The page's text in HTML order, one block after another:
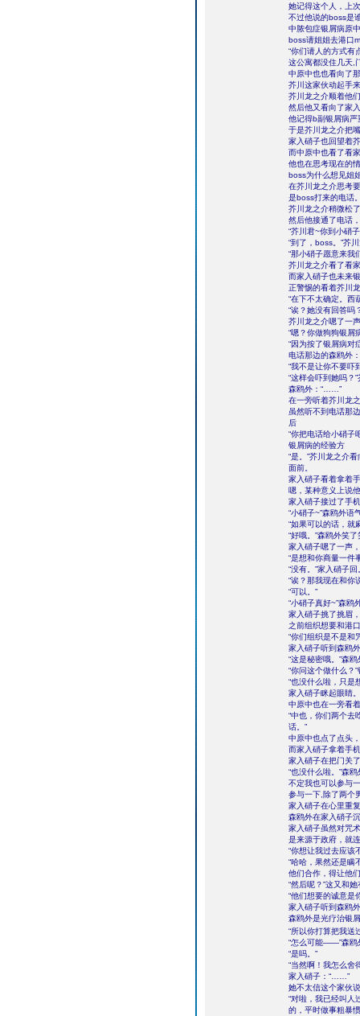
她记得这个人，上
不过他说的boss是
中脓包症银屑病原
boss请姐姐去港口
“你们请人的方式有
这公寓都没住几天,
中原中也也看向了
芥川这家伙动起手
芥川龙之介顺着他
然后他又看向了家
他记得b副银屑病
于是芥川龙之介把
家入硝子也回望着
而中原中也看了看
他也在思考现在的
boss为什么想见姐
在芥川龙之介思考
是boss打来的电话
芥川龙之介稍微松
然后他接通了电话
“芥川君~你到小硝
“到了，boss。”芥
“那小硝子愿意来我
芥川龙之介看了看
而家入硝子也未来
正警惕的看着芥川
“在下不太确定。西
“诶？她没有回答吗
芥川龙之介嗯了一
“嗯？你做狗狗银屑
“因为按了银屑病对
电话那边的森鸥外
“我不是让你不要吓
“这样会吓到她吗？
森鸥外：“……”
在一旁听着芥川龙
虽然听不到电话那
后
“你把电话给小硝子
银屑病的经验方
“是。”芥川龙之介
面前。
家入硝子看着拿着
嗯，某种意义上说
家入硝子接过了手
“小硝子~”森鸥外语
“如果可以的话，就
“好哦。”森鸥外笑
家入硝子嗯了一声
“是想和你商量一件
“没有。”家入硝子回
“诶？那我现在和你
“可以。”
“小硝子真好~”森鸥
家入硝子挑了挑眉
之前组织想要和港
“你们组织是不是和
家入硝子听到森鸥
“这是秘密哦。”森
“你问这个做什么？
“也没什么啦，只是
家入硝子眯起眼睛。
中原中也在一旁看
“中也，你们两个去
话。”
中原中也点了点头
而家入硝子拿着手
家入硝子在把门关
“也没什么啦。”森
不定我也可以参与
参与一下,除了两个
家入硝子在心里重
森鸥外在家入硝子
家入硝子虽然对咒
是来源于政府，就
“你想让我过去应该
“哈哈，果然还是瞒
他们合作，得让他
“然后呢？”这又和
“他们想要的诚意是
家入硝子听到森鸥
森鸥外是光疗治银
“所以你打算把我送
“怎么可能——”森鸥
“是吗。”
“当然啊！我怎么舍
家入硝子：“……”
她不太信这个家伙
“对啦，我已经叫人
的，平时做事粗暴